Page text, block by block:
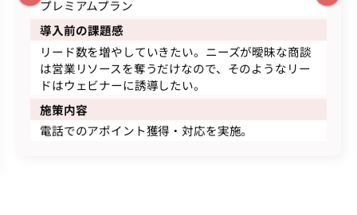
プレミアムプラン
導入前の課題感
リード数を増やしていきたい。ニーズが曖昧な商談
は営業リソースを奪うだけなので、そのようなリー
ドはウェビナーに誘導したい。
施策内容
電話でのアポイント獲得・対応を実施。